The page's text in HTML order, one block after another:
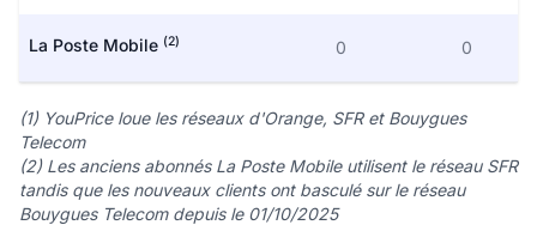
La Poste Mobile (2) 0 0
(1) YouPrice loue les réseaux d'Orange, SFR et Bouygues
Telecom
(2) Les anciens abonnés La Poste Mobile utilisent le réseau SFR
tandis que les nouveaux clients ont basculé sur le réseau
Bouygues Telecom depuis le 01/10/2025